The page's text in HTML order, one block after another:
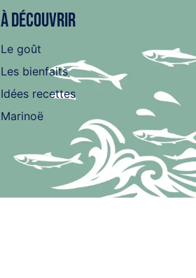
À découvrir
Le goût
Les bienfaits
Idées recettes
Marinoë